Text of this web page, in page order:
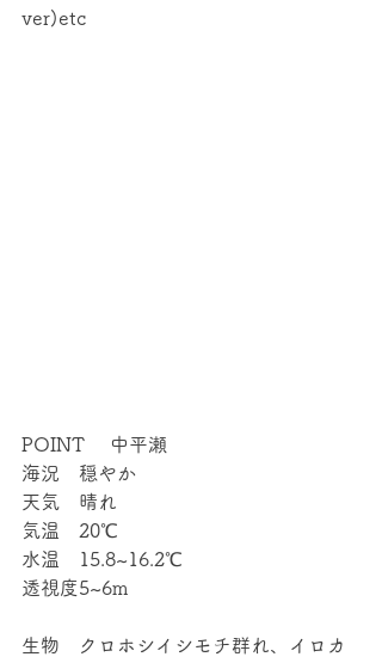
ver)etc
POINT 　中平瀬
海況　穏やか
天気　晴れ
気温　20℃
水温　15.8~16.2℃
透視度5~6m
生物　クロホシイシモチ群れ、イロカ